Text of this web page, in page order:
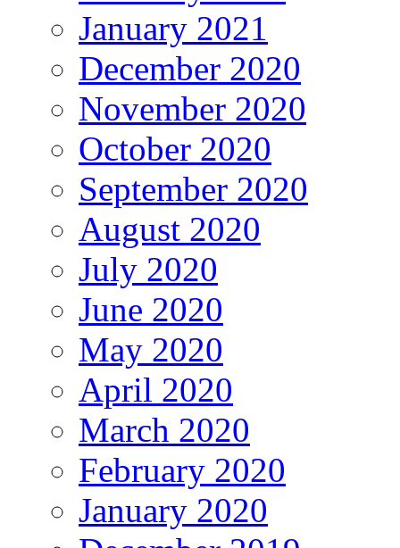
January 2021
December 2020
November 2020
October 2020
September 2020
August 2020
July 2020
June 2020
May 2020
April 2020
March 2020
February 2020
January 2020